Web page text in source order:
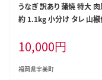
うなぎ 訳あり 蒲焼 特大
約 1.1kg 小分け タレ 山椒
30001] 不揃い 規格外 家庭
ウナギ unagi うなぎ蒲焼
蒲焼き かば焼き 真空パック
10,000円
福岡県宇美町